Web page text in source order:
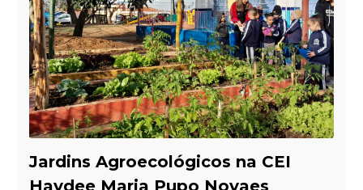
Jardins Agroecológicos na CEI